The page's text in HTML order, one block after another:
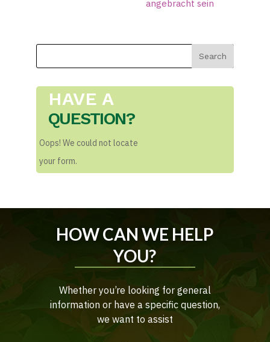
angebracht sein
HAVE A
QUESTION?
Oops! We could not locate
your form.
HOW CAN WE HELP
YOU?
Whether you’re looking for general
information or have a specific question,
we want to assist